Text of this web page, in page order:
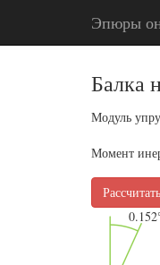
Эпюры
Балка
Модуль
Момент
Рассчитать